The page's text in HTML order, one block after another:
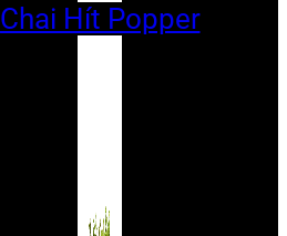
Chai Hít Popper